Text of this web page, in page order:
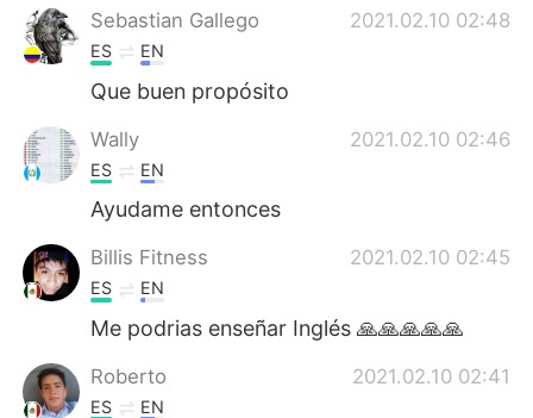
Sebastian Gallego 2021.02.10 02:48
ES EN
Que buen propósito
Wally 2021.02.10 02:46
ES EN
Ayudame entonces
Billis Fitness 2021.02.10 02:45
ES EN
Me podrias enseñar Inglés 🙏🙏🙏🙏🙏
Roberto 2021.02.10 02:41
ES EN